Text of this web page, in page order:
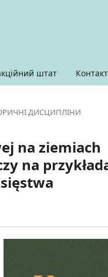
штат
ДИСЦИПЛІНИ
na ziemiach
na